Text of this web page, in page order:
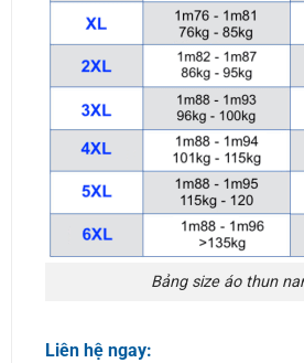
Bảng size áo thun
Liên hệ ngay: